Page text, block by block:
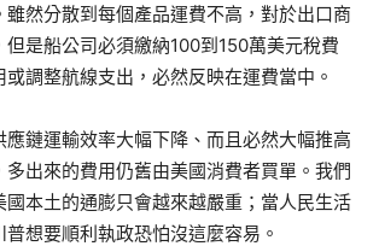
然分散到每個產品運費不高，對於出口商
但是船公司必須繳納100到150萬美元稅費
調整航線支出，必然反映在運費當中。
應鏈運輸效率大幅下降、而且必然大幅推高
出來的費用仍舊由美國消費者買單。我們
國本土的通膨只會越來越嚴重；當人民生活
想要順利執政恐怕沒這麼容易。